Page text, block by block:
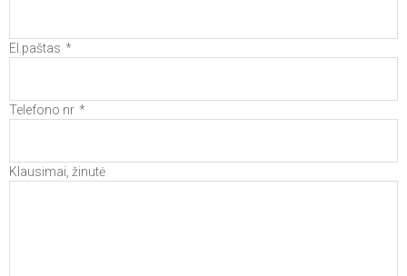
El.paštas
Telefono nr
Klausimai, žinutė